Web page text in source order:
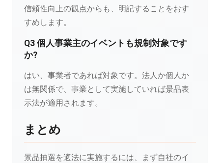
信頼性向上の観点からも、明記することをおす
すめします。
Q3 個人事業主のイベントも規制対象です
か?
はい、事業者であれば対象です。法人か個人か
は無関係で、事業として実施していれば景品表
示法が適用されます。
まとめ
景品抽選を適法に実施するには、まず自社のイ